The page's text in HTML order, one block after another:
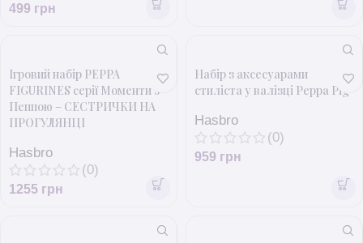
499 грн
Ігровий набір PEPPA
FIGURINES серії Моменти з
Пеппою – СЕСТРИЧКИ НА
ПРОГУЛЯНЦІ
Hasbro
(0)
1255 грн
Набір з аксесуарами
стиліста у валізці Peppa Pig
Hasbro
(0)
959 грн